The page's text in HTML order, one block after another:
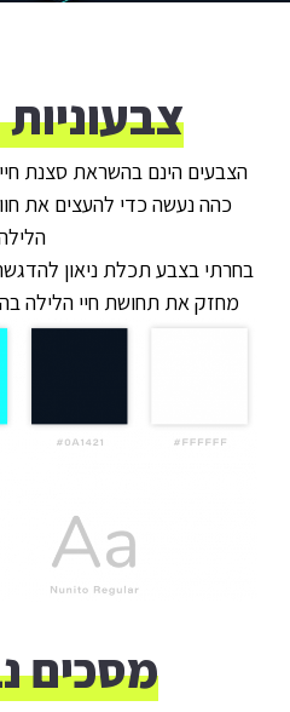
הצבעים הינם בהשראת סצנת
כהה נעשה כדי להעצים את
בחרתי בצבע תכלת ניאון
מחזק את תחושת חיי הלילה
מסכים